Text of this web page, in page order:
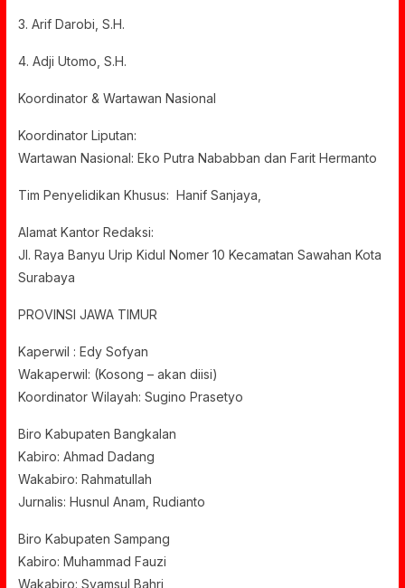
3. Arif Darobi, S.H.
4. Adji Utomo, S.H.
Koordinator & Wartawan Nasional
Koordinator Liputan:
Wartawan Nasional: Eko Putra Nababban dan Farit Hermanto
Tim Penyelidikan Khusus: Hanif Sanjaya,
Alamat Kantor Redaksi:
Jl. Raya Banyu Urip Kidul Nomer 10 Kecamatan Sawahan Kota
Surabaya
PROVINSI JAWA TIMUR
Kaperwil : Edy Sofyan
Wakaperwil: (Kosong – akan diisi)
Koordinator Wilayah: Sugino Prasetyo
Biro Kabupaten Bangkalan
Kabiro: Ahmad Dadang
Wakabiro: Rahmatullah
Jurnalis: Husnul Anam, Rudianto
Biro Kabupaten Sampang
Kabiro: Muhammad Fauzi
Wakabiro: Syamsul Bahri